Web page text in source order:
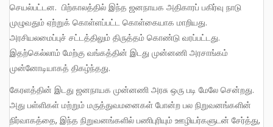
செயல்பட்டன. பிற்காலத்தில் இந்த ஜனநாயக அதிகாரப் பகிர்வு நாடு
முழுவதும் ஏற்றுக் கொள்ளப்பட்ட கொள்கையாக மாறியது.
அரசியலமைப்புச் சட்டத்திலும் திருத்தம் கொண்டு வரப்பட்டது.
இதற்கெல்லாம் மேற்கு வங்கத்தின் இடது முன்னணி அரசாங்கம்
முன்னோடியாகத் திகழ்ந்தது.
கேரளத்தின் இடது ஜனநாயக முன்னணி அரசு ஒரு படி மேலே சென்றது.
அது பள்ளிகள் மற்றும் மருத்துவமனைகள் போன்ற பல நிறுவனங்களின்
நிர்வாகத்தை, இந்த நிறுவனங்களில் பணிபுரியும் ஊழியர்களுடன் சேர்த்து,